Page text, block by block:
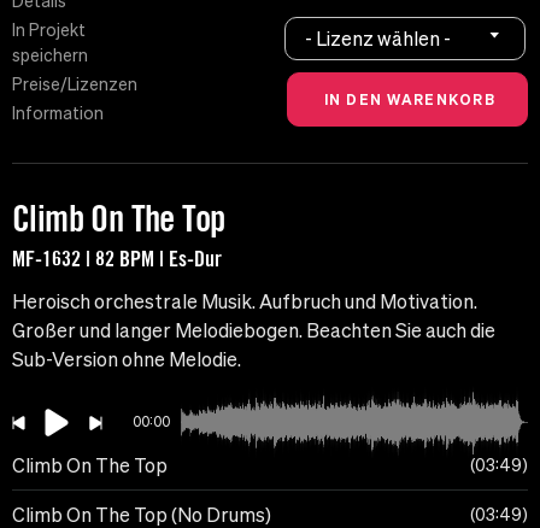
In Projekt
speichern
Preise/Lizenzen
Information
- Lizenz wählen -
Climb On The Top
MF-1632 | 82 BPM | Es-Dur
Heroisch orchestrale Musik. Aufbruch und Motivation.
Großer und langer Melodiebogen. Beachten Sie auch die
Sub-Version ohne Melodie.
00:00
Climb On The Top 03:49
Climb On The Top (No Drums) 03:49